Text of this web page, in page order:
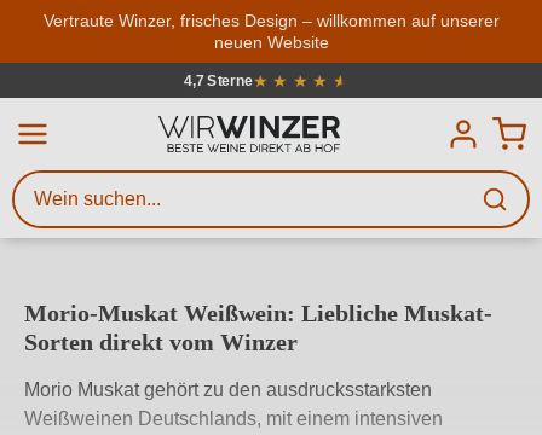
Zum Hauptinhalt springen
Vertraute Winzer, frisches Design – willkommen auf unserer
neuen Website
4,7 Sterne★ ★ ★ ★ ★
★
Durchschnittliche Bewertung von
Morio-Muskat Weißwein: Liebliche Muskat-
Sorten direkt vom Winzer
Morio Muskat gehört zu den ausdrucksstarksten
Weißweinen Deutschlands, mit einem intensiven
Weinsuche
Mindestens 3 Zeichen eingeben
Beschreiben Sie, welchen Wein
Sie suchen – ob nach Geschmack,
Kriterien.